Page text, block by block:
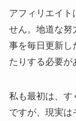
アフィリエイト
せん。地道な努
事を毎日更新し
たりする必要が
私も最初は、す
ですが、現実は